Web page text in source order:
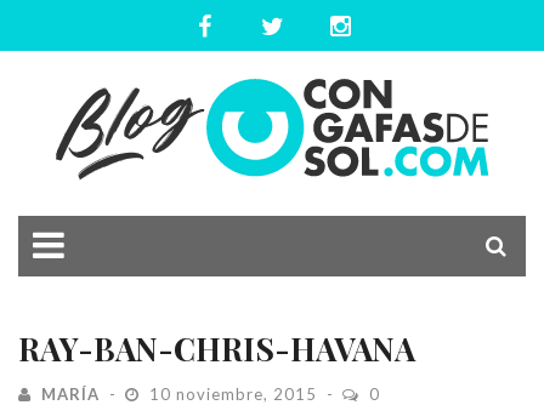
RAY-BAN-CHRIS-HAVANA
MARÍA 10 noviembre, 2015 0